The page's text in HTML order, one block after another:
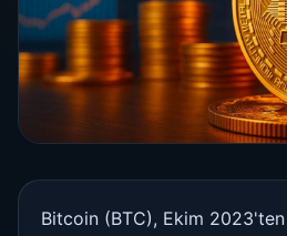
Bitcoin (BTC), Ekim